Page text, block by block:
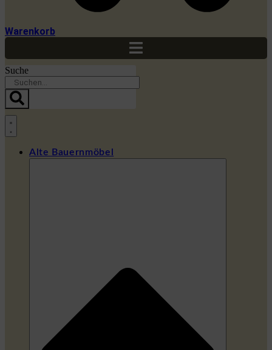
Warenkorb
Suche
Alte Bauernmöbel